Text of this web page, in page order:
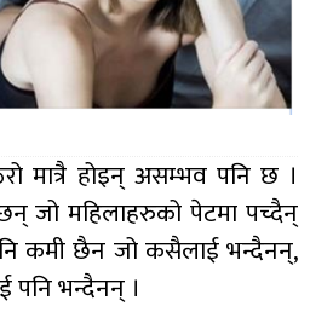
मात्रै होइन् असम्भव पनि छ ।
जो महिलाहरुको पेटमा पच्दैन्
कमी छैन जो कसैलाई भन्दैनन्,
पनि भन्दैनन् ।